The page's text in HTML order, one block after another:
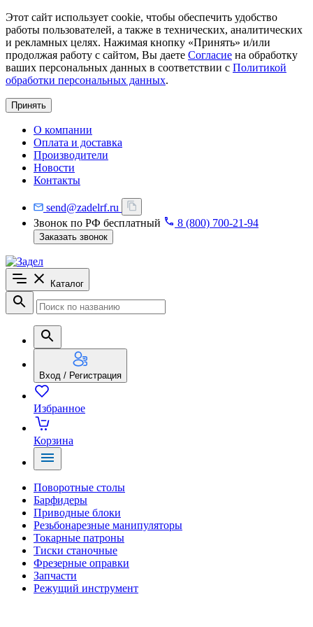
Этот сайт использует cookie, чтобы обеспечить удобство
работы пользователей, а также в технических, аналитических
и рекламных целях. Нажимая кнопку «Принять» и/или
продолжая работу с сайтом, Вы даете Согласие на обработку
ваших персональных данных в соответствии с Политикой
обработки персональных данных.
Принять
О компании
Оплата и доставка
Производители
Новости
Контакты
send@zadelrf.ru
Звонок по РФ бесплатный
8 (800) 700-21-94
Заказать звонок
Каталог
Вход / Регистрация
Избранное
Корзина
Поворотные столы
Барфидеры
Приводные блоки
Резьбонарезные манипуляторы
Токарные патроны
Тиски станочные
Фрезерные оправки
Запчасти
Режущий инструмент